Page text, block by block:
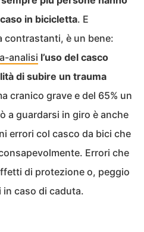
in bicicletta. E
è un bene:
analisi l’uso del casco
di subire un trauma
cranico grave e del 65% un
a guardarsi in giro è anche
errori col casco da bici che
Errori che
di protezione o, peggio
in caso di caduta.